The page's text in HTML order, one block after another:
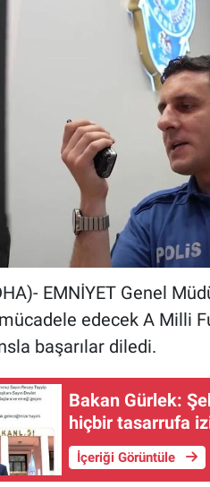
EMNİYET Genel
edecek A Milli
başarılar diledi.
Bakan Gürlek:
hiçbir tasarrufa
İçeriği Görüntüle